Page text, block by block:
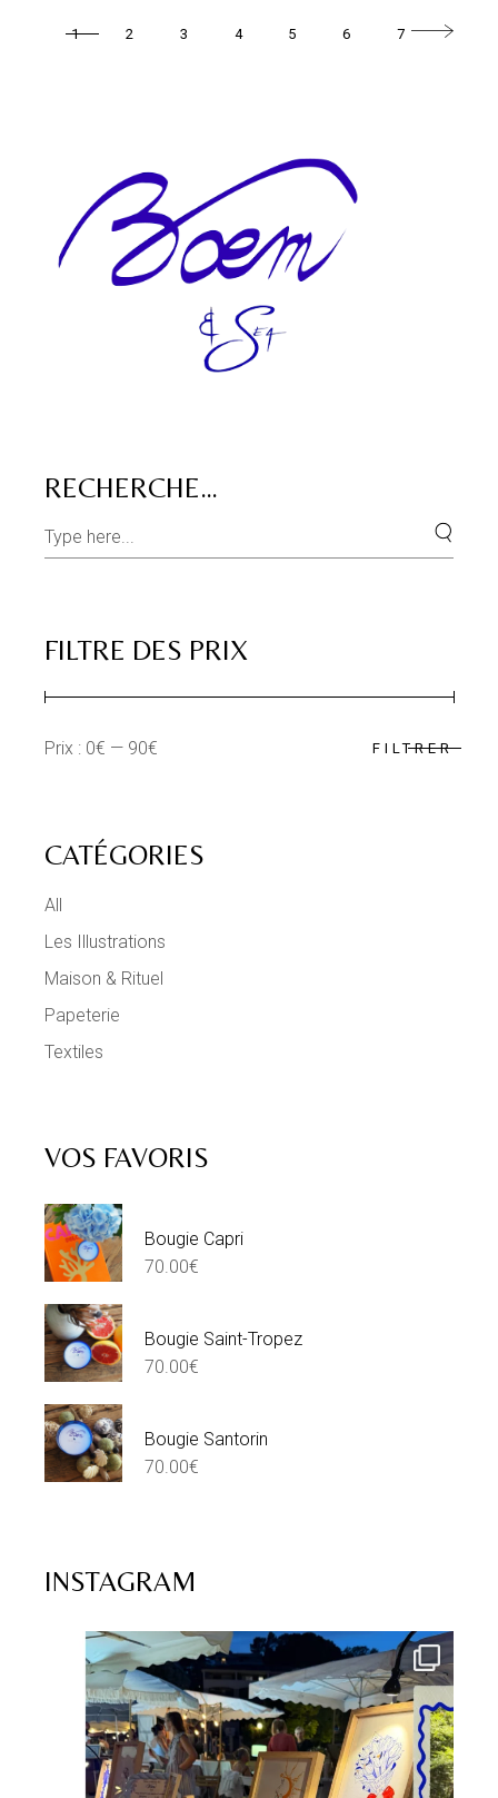
1 2 3 4 5 6 7
RECHERCHE…
for:
FILTRE DES PRIX
Prix
Prix
FILTRER
Prix : 0€ — 90€
CATÉGORIES
All
Les Illustrations
Maison & Rituel
Papeterie
Textiles
VOS FAVORIS
Bougie Capri
70.00€
Bougie Saint-Tropez
70.00€
Bougie Santorin
70.00€
INSTAGRAM